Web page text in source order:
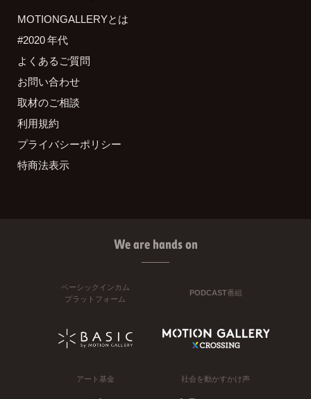
MOTIONGALLERYとは
#2020 年代
よくあるご質問
お問い合わせ
取材のご相談
利用規約
プライバシーポリシー
特商法表示
We are hands on
ベーシックインカム
プラットフォーム
PODCAST番組
アート基金 社会を動かすかけ声